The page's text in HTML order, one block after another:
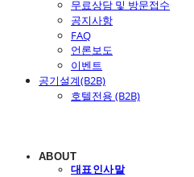
무료상담 및 방문접수
공지사항
FAQ
언론보도
이벤트
공기설계(B2B)
호텔전용 (B2B)
ABOUT
대표인사말